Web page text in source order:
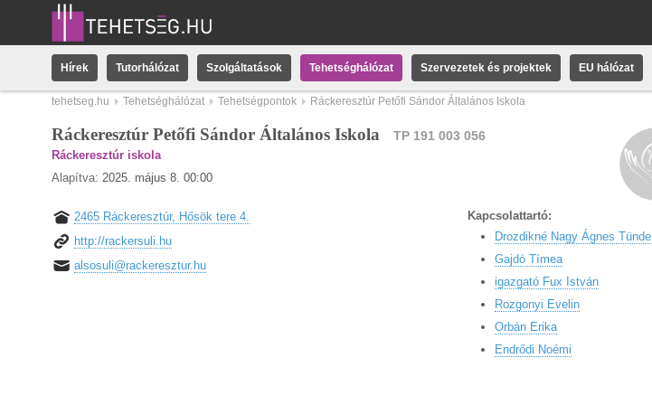
Hírek Tutorhálózat Szolgáltatások Tehetséghálózat Szervezetek és projektek EU hálózat
tehetseg.hu Tehetséghálózat Tehetségpontok Ráckeresztúr Petőfi Sándor Általános Iskola
Ráckeresztúr Petőfi Sándor Általános Iskola TP 191 003 056
Ráckeresztúr iskola
Alapítva: 2025. május 8. 00:00
2465 Ráckeresztúr, Hősök tere 4.
http://rackersuli.hu
alsosuli@rackeresztur.hu
Kapcsolattartó:
Drozdikné Nagy Ágnes Tünde
Gajdó Tímea
igazgató Fux István
Rozgonyi Evelin
Orbán Erika
Endrődi Noémi